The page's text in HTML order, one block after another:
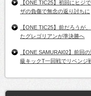
【ONE TIC25】初回にヒジ
ザの負傷で無念の返り討ちに
【ONE TIC25】前だろうが
たグレゴリアンが準決勝へ
【ONE SAMURAI02】前回
級キックT一回戦でリベンジ